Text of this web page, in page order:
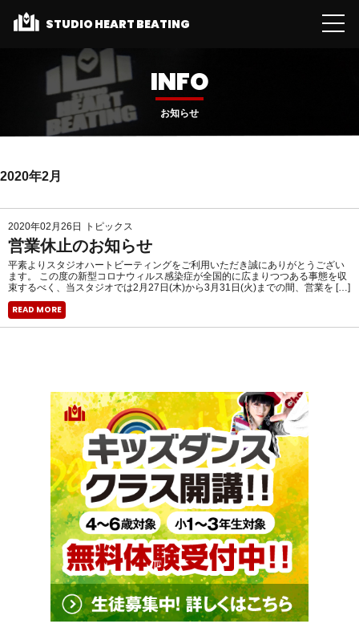
STUDIO HEART BEATING
INFO
お知らせ
2020年2月
2020年02月26日 トピックス
営業休止のお知らせ
平素よりスタジオハートビーティングをご利用いただき誠にありがとうござい
ます。 この度の新型コロナウィルス感染症が全国的に広まりつつある事態を収
束するべく、当スタジオでは2月27日(木)から3月31日(火)までの間、営業を […]
READ MORE